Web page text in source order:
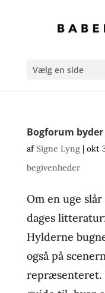
Vælg en side
Bogforum
afSigne Lyng| okt
begivenheder
Om en uge
dages
Hylderne
også på
repræsenteret.